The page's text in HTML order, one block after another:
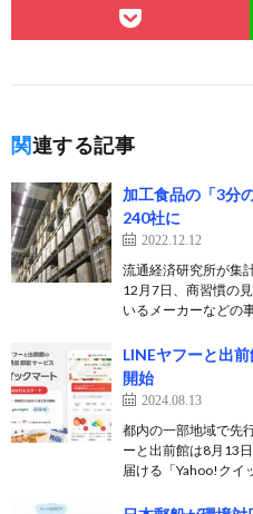
関連する記事
加工食品の「3分
240社に
2022.12.12
流通経済研究所が集
12月7日、商習慣の
いるメーカーなどの
LINEヤフーと出
開始
2024.08.13
都内の一部地域で先
ーと出前館は8月13
届ける「Yahoo!クイ